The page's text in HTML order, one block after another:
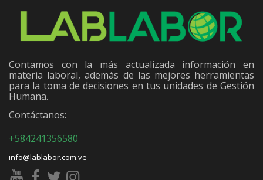
Contamos con la más actualizada información en
materia laboral, además de las mejores herramientas
para la toma de decisiones en tus unidades de Gestión
Humana.
Contáctanos:
+584241356580
info@lablabor.com.ve